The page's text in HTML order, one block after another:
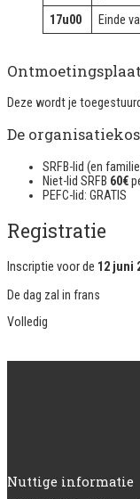
17u00
Einde
Deze wordt je
De
SRFB-lid (en
Niet-lid SRFB 60€
PEFC-lid: GRATIS
Registratie
Inscriptie voor de 12 juni
De dag zal in frans
Volledig
Nuttige informatie